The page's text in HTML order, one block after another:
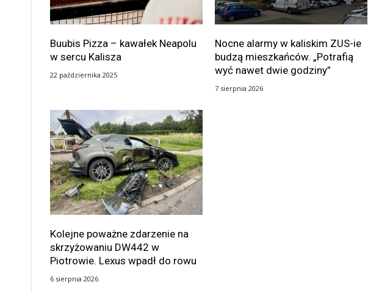
Buubis Pizza – kawałek Neapolu
w sercu Kalisza
22 października 2025
Nocne alarmy w kaliskim ZUS-ie
budzą mieszkańców. „Potrafią
wyć nawet dwie godziny”
7 sierpnia 2026
Kolejne poważne zdarzenie na
skrzyżowaniu DW442 w
Piotrowie. Lexus wpadł do rowu
6 sierpnia 2026